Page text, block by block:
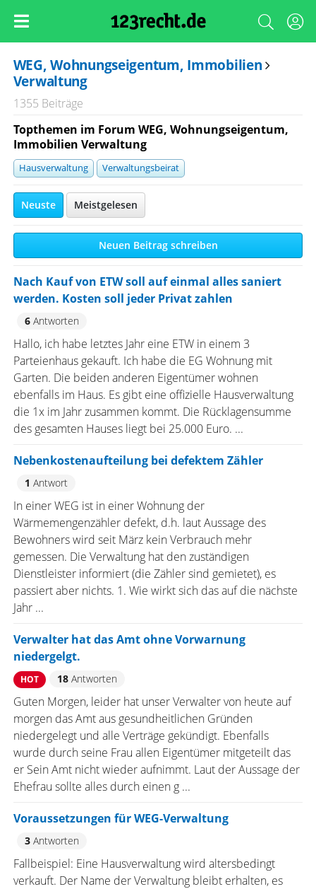
WEG, Wohnungseigentum, Immobilien
Verwaltung
1355 Beiträge
Topthemen im Forum WEG, Wohnungseigentum,
Immobilien Verwaltung
Hausverwaltung Verwaltungsbeirat
Neuste Meistgelesen
Neuen Beitrag schreiben
Nach Kauf von ETW soll auf einmal alles saniert
werden. Kosten soll jeder Privat zahlen
6Antworten
Hallo, ich habe letztes Jahr eine ETW in einem 3
Parteienhaus gekauft. Ich habe die EG Wohnung mit
Garten. Die beiden anderen Eigentümer wohnen
ebenfalls im Haus. Es gibt eine offizielle Hausverwaltung
die 1x im Jahr zusammen kommt. Die Rücklagensumme
des gesamten Hauses liegt bei 25.000 Euro. ...
Nebenkostenaufteilung bei defektem Zähler
1 Antwort
In einer WEG ist in einer Wohnung der
Wärmemengenzähler defekt, d.h. laut Aussage des
Bewohners wird seit März kein Verbrauch mehr
gemessen. Die Verwaltung hat den zuständigen
Dienstleister informiert (die Zähler sind gemietet), es
passiert aber nichts. 1. Wie wirkt sich das auf die nächste
Jahr ...
Verwalter hat das Amt ohne Vorwarnung
niedergelgt.
HOT 18Antworten
Guten Morgen, leider hat unser Verwalter von heute auf
morgen das Amt aus gesundheitlichen Gründen
niedergelegt und alle Verträge gekündigt. Ebenfalls
wurde durch seine Frau allen Eigentümer mitgeteilt das
er Sein Amt nicht wieder aufnimmt. Laut der Aussage der
Ehefrau sollte alles durch einen g ...
Voraussetzungen für WEG-Verwaltung
3Antworten
Fallbeispiel: Eine Hausverwaltung wird altersbedingt
verkauft. Der Name der Verwaltung bleibt erhalten, es